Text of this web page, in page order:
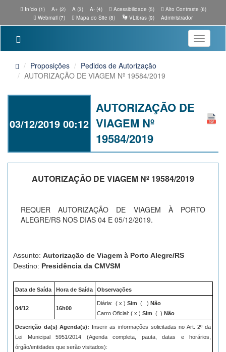
Início (1) A+ (2) A (3) A- (4) Acessibilidade (5)
Alto Contraste (6)
Webmail (7)
Mapa do Site (8) VLibras (9) Administrador
Toggle
Proposições
Pedidos de Autorização
AUTORIZAÇÃO DE VIAGEM Nº 19584/2019
03/12/2019 00:12
AUTORIZAÇÃO DE
VIAGEM Nº
19584/2019
AUTORIZAÇÃO DE VIAGEM Nº 19584/2019
REQUER AUTORIZAÇÃO DE VIAGEM À PORTO
ALEGRE/RS NOS DIAS 04 E 05/12/2019.
Assunto: Autorização de Viagem à Porto Alegre/RS
Destino: Presidência da CMVSM
Data de Saída Hora de Saída Observações
04/12 16h00
Diária: ( x ) Sim ( ) Não
Carro Oficial: ( x ) Sim ( ) Não
Descrição da(s) Agenda(s): Inserir as informações solicitadas no Art. 2º da
Lei Municipal 5951/2014 (Agenda completa, pauta, datas e horários,
órgão/entidades que serão visitados):